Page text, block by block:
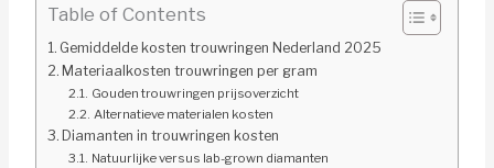
Table of Contents
Gemiddelde kosten trouwringen Nederland 2025
Materiaalkosten trouwringen per gram
Gouden trouwringen prijsoverzicht
Alternatieve materialen kosten
Diamanten in trouwringen kosten
Natuurlijke versus lab-grown diamanten